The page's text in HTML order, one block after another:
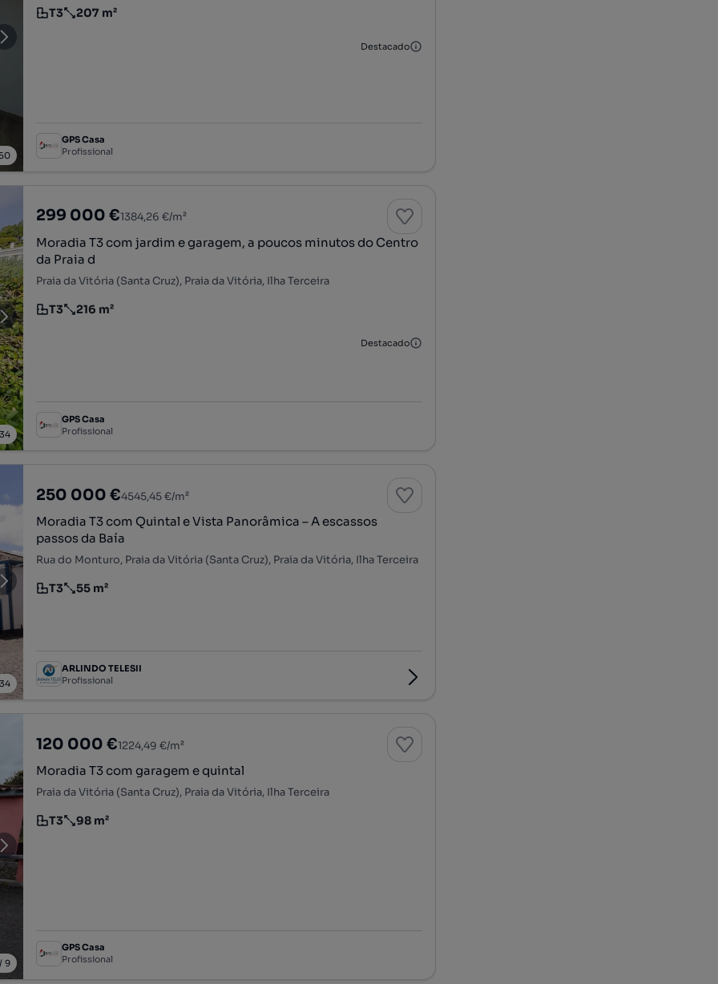
Tipologia
T3
Preço por metro quadrado
207 m²
Destacado
GPS Casa
Profissional
34
299 000 €1384,26 €/m²
Moradia T3 com jardim e garagem, a poucos minutos do Centro
da Praia d
Praia da Vitória (Santa Cruz), Praia da Vitória, Ilha Terceira
Tipologia
T3
Preço por metro quadrado
216 m²
Destacado
GPS Casa
Profissional
34
250 000 €4545,45 €/m²
Moradia T3 com Quintal e Vista Panorâmica – A escassos
passos da Baía
Rua do Monturo, Praia da Vitória (Santa Cruz), Praia da Vitória, Ilha Terceira
Tipologia
T3
Preço por metro quadrado
55 m²
ARLINDO TELESII
Profissional
9
120 000 €1224,49 €/m²
Moradia T3 com garagem e quintal
Praia da Vitória (Santa Cruz), Praia da Vitória, Ilha Terceira
Tipologia
T3
Preço por metro quadrado
98 m²
GPS Casa
Profissional